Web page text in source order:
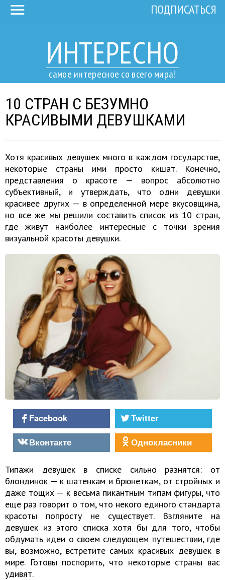
ИНТЕРЕСНО
самое интересное со всего мира!
ПОДПИСАТЬСЯ
10 СТРАН С БЕЗУМНО
КРАСИВЫМИ ДЕВУШКАМИ
Хотя красивых девушек много в каждом государстве,
некоторые страны ими просто кишат. Конечно,
представления о красоте — вопрос абсолютно
субъективный, и утверждать, что одни девушки
красивее других — в определенной мере вкусовщина,
но все же мы решили составить список из 10 стран,
где живут наиболее интересные с точки зрения
визуальной красоты девушки.
Facebook
Twitter
Вконтакте
Однокласники
Типажи девушек в списке сильно разнятся: от
блондинок — к шатенкам и брюнеткам, от стройных и
даже тощих — к весьма пикантным типам фигуры, что
еще раз говорит о том, что некого единого стандарта
красоты попросту не существует. Взгляните на
девушек из этого списка хотя бы для того, чтобы
обдумать идеи о своем следующем путешествии, где
вы, возможно, встретите самых красивых девушек в
мире. Готовы поспорить, что некоторые страны вас
удивят.